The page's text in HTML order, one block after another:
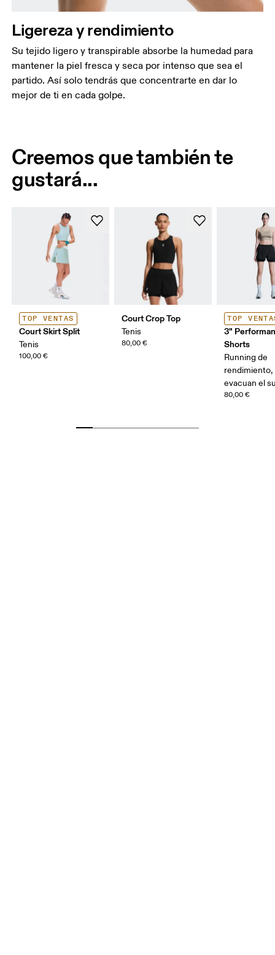
Ligereza y rendimiento
Su tejido ligero y transpirable absorbe la humedad para
mantener la piel fresca y seca por intenso que sea el
partido. Así solo tendrás que concentrarte en dar lo
mejor de ti en cada golpe.
Creemos que también te
gustará...
TOP VENTAS
Court Skirt Split
Tenis
100,00 €
Court Crop Top
Tenis
80,00 €
TOP
3"
Shorts
Running de
rendimiento,
evacuan el
80,00 €